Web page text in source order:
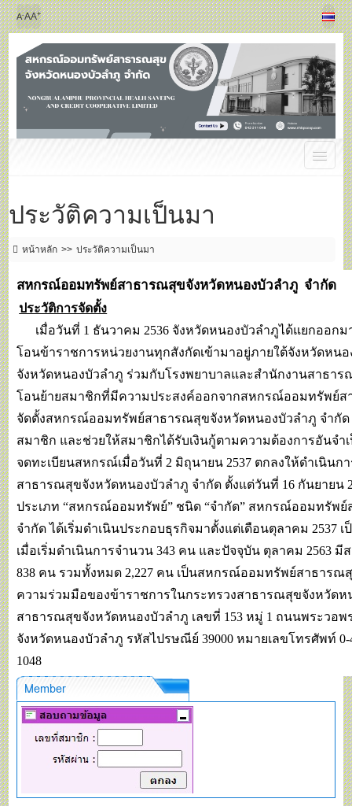
A-AA+
ประวัติความเป็นมา
หน้าหลัก ประวัติความเป็นมา
สหกรณ์ออมทรัพย์สาธารณสุขจังหวัดหนองบัวลำภู จำกัด
ประวัติการจัดตั้ง
เมื่อวันที่ 1 ธันวาคม 2536 จังหวัดหนองบัวลำภูได้แยกออกม
โอนข้าราชการหน่วยงานทุกสังกัดเข้ามาอยู่ภายใต้จังหวัดหน
จังหวัดหนองบัวลำภู ร่วมกับโรงพยาบาลและสำนักงานสาธา
โอนย้ายสมาชิกที่มีความประสงค์ออกจากสหกรณ์ออมทรัพย์ส
จัดตั้งสหกรณ์ออมทรัพย์สาธารณสุขจังหวัดหนองบัวลำภู จำกัด
สมาชิก และช่วยให้สมาชิกได้รับเงินกู้ตามความต้องการอันจ
จดทะเบียนสหกรณ์เมื่อวันที่ 2 มิถุนายน 2537 ตกลงให้ดำเนิน
สาธารณสุขจังหวัดหนองบัวลำภู จำกัด ตั้งแต่วันที่ 16 กันยายน
ประเภท “สหกรณ์ออมทรัพย์” ชนิด “จำกัด” สหกรณ์ออมทรัพ
จำกัด ได้เริ่มดำเนินประกอบธุรกิจมาตั้งแต่เดือนตุลาคม 2537
เมื่อเริ่มดำเนินการจำนวน 343 คน และปัจจุบัน ตุลาคม 2563
838 คน รวมทั้งหมด 2,227 คน เป็นสหกรณ์ออมทรัพย์สาธารณ
ความร่วมมือของข้าราชการในกระทรวงสาธารณสุขจังหวัดห
สาธารณสุขจังหวัดหนองบัวลำภู เลขที่ 153 หมู่ 1 ถนนพระวอพ
จังหวัดหนองบัวลำภู รหัสไปรษณีย์ 39000 หมายเลขโทรศัพท์ 0-
1048
Member